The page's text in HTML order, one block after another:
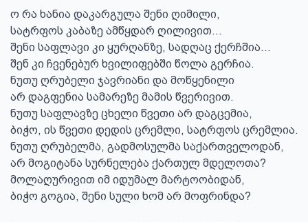
ო რა ხანია დაკარგულა შენი ღიმილი,
სატრფოს კაბაზე ამწყდარ ღილივით…
შენი საფლავი კი ყურღანზე, სადღაც ქერჩშია…
შენ კი ჩვენებურ ხვილიფებში წოლა გერჩია.
ნუთუ ღრუბელი ჯავრიანი და მოწყენილი
არ დაგფენია სამარეზე მამის წვერივით.
ნუთუ საფლავზე ცხელი წვეთი არ დაგცემია,
ბიჭო, ის წვეთი დედის ცრემლი, სატრფოს ცრემლია.
ნუთუ ღრუბელმა, გადმოსულმა საქართველოდან,
არ მოგიტანა სურნელება ქართულ მდელოთა?
მოლაღურივით იმ იდუმალ მარტოობიდან,
ბიჭო გოგია, შენი სული ხომ არ მოფრინდა?